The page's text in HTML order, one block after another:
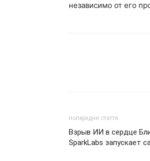
независимо от его
попередня стаття
Взрыв ИИ в сердце
SparkLabs запускает